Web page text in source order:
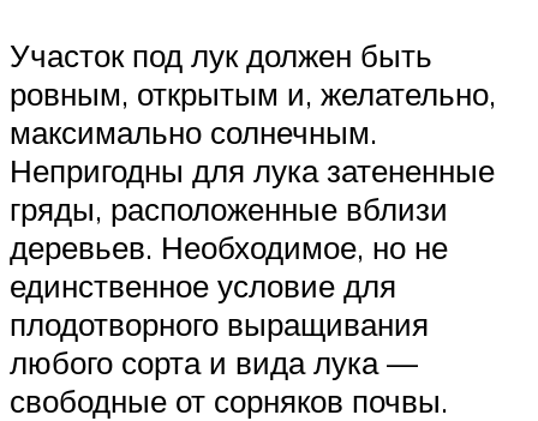
Участок под лук должен быть
ровным, открытым и, желательно,
максимально солнечным.
Непригодны для лука затененные
гряды, расположенные вблизи
деревьев. Необходимое, но не
единственное условие для
плодотворного выращивания
любого сорта и вида лука —
свободные от сорняков почвы.